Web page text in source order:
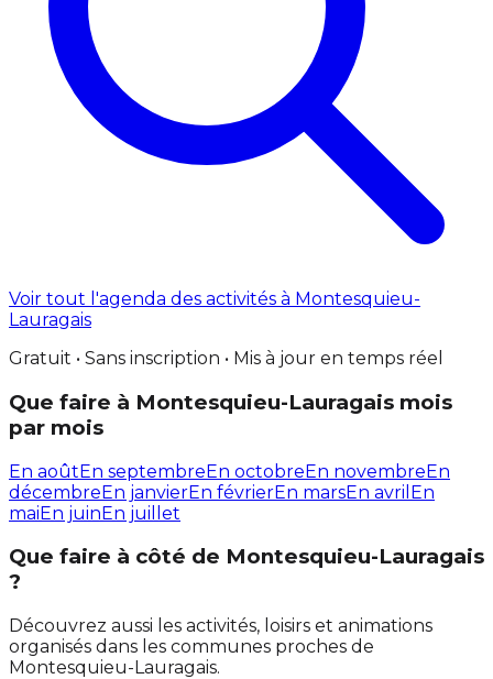
Voir tout l'agenda des activités à Montesquieu-
Lauragais
Gratuit • Sans inscription • Mis à jour en temps réel
Que faire à Montesquieu-Lauragais mois
par mois
En aoûtEn septembreEn octobreEn novembreEn
décembreEn janvierEn févrierEn marsEn avril En
maiEn juinEn juillet
Que faire à côté de Montesquieu-Lauragais
?
Découvrez aussi les activités, loisirs et animations
organisés dans les communes proches de
Montesquieu-Lauragais.